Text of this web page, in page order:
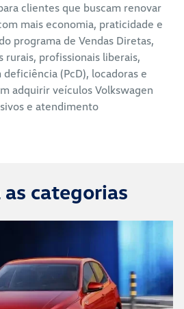
clientes que buscam renovar
mais economia, praticidade e
programa de Vendas Diretas,
rurais, profissionais liberais,
(PcD), locadoras e
adquirir veículos Volkswagen
e atendimento
categorias